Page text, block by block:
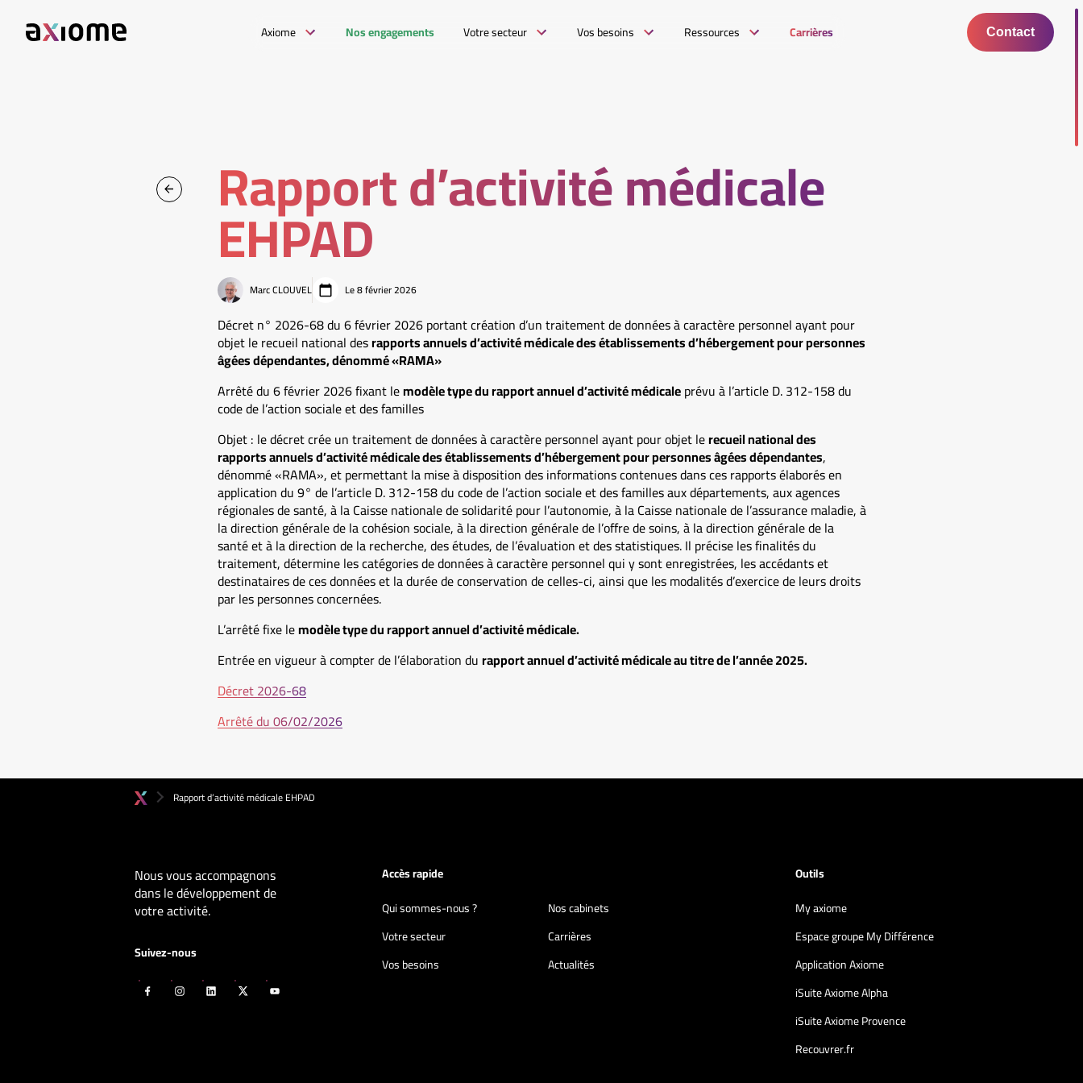
Axiome Nos engagements Votre secteur Vos besoins Ressources Carrières Contact
Rapport d’activité médicale
EHPAD
Marc CLOUVEL Le 8 février 2026
Décret n° 2026-68 du 6 février 2026 portant création d’un traitement de données à caractère personnel ayant pour
objet le recueil national desrapports annuels d’activité médicale des établissements d’hébergement pour personnes
âgées dépendantes, dénommé «RAMA»
Arrêté du 6 février 2026 fixant lemodèle type du rapport annuel d’activité médicaleprévu à l’article D. 312-158 du
code de l’action sociale et des familles
Objet : le décret crée un traitement de données à caractère personnel ayant pour objet lerecueil national des
rapports annuels d’activité médicale des établissements d’hébergement pour personnes âgées dépendantes,
dénommé «RAMA», et permettant la mise à disposition des informations contenues dans ces rapports élaborés en
application du 9° de l’article D. 312-158 du code de l’action sociale et des familles aux départements, aux agences
régionales de santé, à la Caisse nationale de solidarité pour l’autonomie, à la Caisse nationale de l’assurance maladie, à
la direction générale de la cohésion sociale, à la direction générale de l’offre de soins, à la direction générale de la
santé et à la direction de la recherche, des études, de l’évaluation et des statistiques. Il précise les finalités du
traitement, détermine les catégories de données à caractère personnel qui y sont enregistrées, les accédants et
destinataires de ces données et la durée de conservation de celles-ci, ainsi que les modalités d’exercice de leurs droits
par les personnes concernées.
L’arrêté fixe lemodèle type du rapport annuel d’activité médicale.
Entrée en vigueur à compter de l’élaboration durapport annuel d’activité médicale au titre de l’année 2025.
Décret 2026-68
Arrêté du 06/02/2026
Rapport d’activité médicale EHPAD
Nous vous accompagnons
dans le développement de
votre activité.
Suivez-nous
Accès rapide
Qui sommes-nous ?
Nos cabinets
Votre secteur
Carrières
Vos besoins
Actualités
Outils
My axiome
Espace groupe My Différence
Application Axiome
iSuite Axiome Alpha
iSuite Axiome Provence
Recouvrer.fr